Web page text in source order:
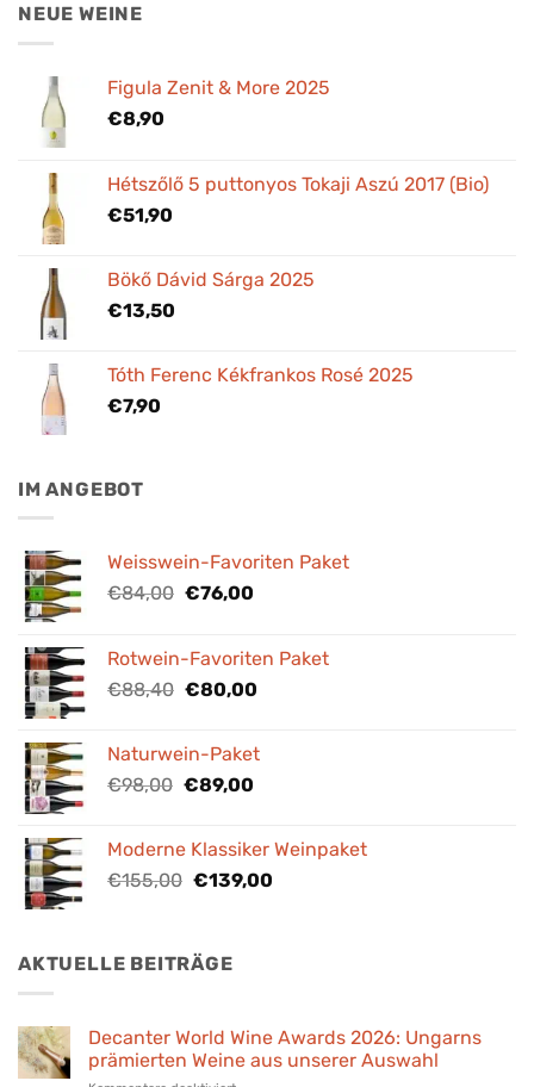
NEUE WEINE
Figula Zenit & More 2025
€8,90
Hétszőlő 5 puttonyos Tokaji Aszú 2017 (Bio)
€51,90
Bökő Dávid Sárga 2025
€13,50
Tóth Ferenc Kékfrankos Rosé 2025
€7,90
IM ANGEBOT
Weisswein-Favoriten Paket
€84,00 Ursprünglicher
€84,00
€76,00Aktueller
€76,00.
Rotwein-Favoriten Paket
€88,40 Ursprünglicher
€88,40
€80,00Aktueller
€80,00.
Naturwein-Paket
€98,00 Ursprünglicher
€98,00
€89,00Aktueller
€89,00.
Moderne Klassiker Weinpaket
€155,00 Ursprünglicher
€155,00
€139,00Aktueller
AKTUELLE BEITRÄGE
Decanter World Wine Awards 2026: Ungarns
prämierten Weine aus unserer Auswahl